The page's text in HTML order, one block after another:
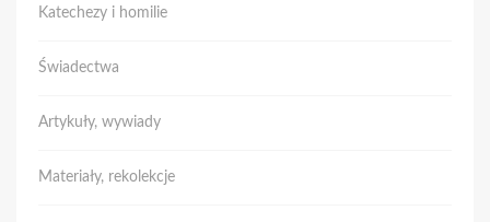
Katechezy i homilie
Świadectwa
Artykuły, wywiady
Materiały, rekolekcje